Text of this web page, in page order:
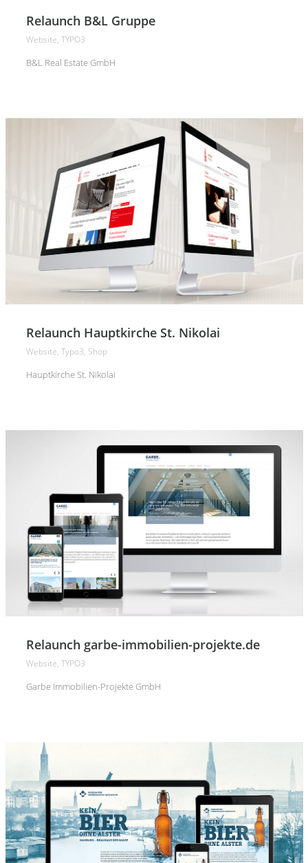
Relaunch B&L Gruppe
Website, TYPO3
B&L Real Estate GmbH
Relaunch Hauptkirche St. Nikolai
Website, Typo3, Shop
Hauptkirche St. Nikolai
Relaunch garbe-immobilien-projekte.de
Website, TYPO3
Garbe Immobilien-Projekte GmbH